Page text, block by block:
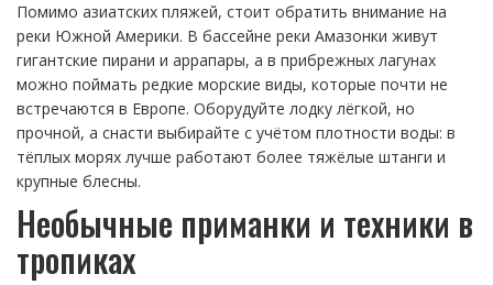
Помимо азиатских пляжей, стоит обратить внимание на
реки Южной Америки. В бассейне реки Амазонки живут
гигантские пирани и аррапары, а в прибрежных лагунах
можно поймать редкие морские виды, которые почти не
встречаются в Европе. Оборудуйте лодку лёгкой, но
прочной, а снасти выбирайте с учётом плотности воды: в
тёплых морях лучше работают более тяжёлые штанги и
крупные блесны.
Необычные приманки и техники в
тропиках